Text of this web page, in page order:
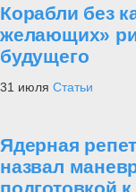
Корабли без
желающих»
будущего
31 июля Статьи
Ядерная
назвал